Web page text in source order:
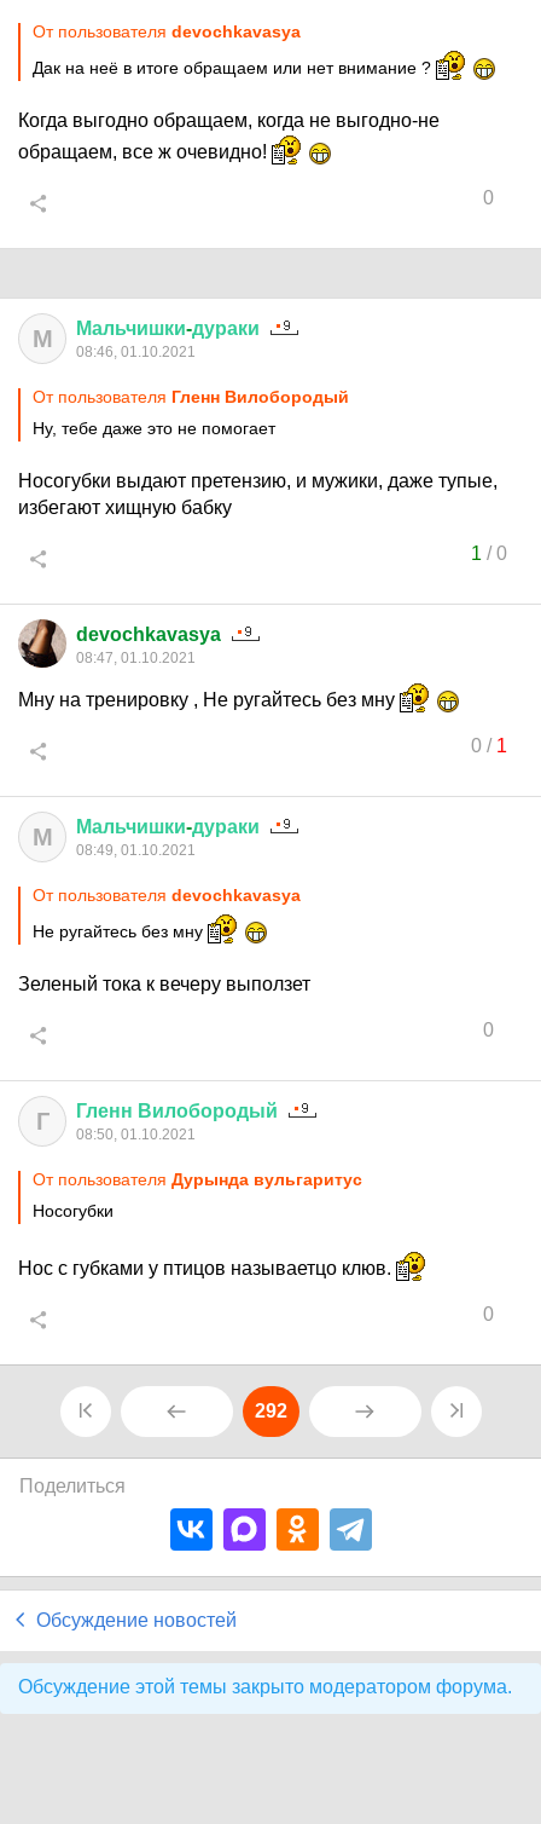
От пользователя devochkavasya
Дак на неё в итоге обращаем или нет внимание ?
Когда выгодно обращаем, когда не выгодно-не
обращаем, все ж очевидно!
0
М Мальчишки-дураки
08:46, 01.10.2021
От пользователя Гленн Вилобородый
Ну, тебе даже это не помогает
Носогубки выдают претензию, и мужики, даже тупые,
избегают хищную бабку
1 /0
devochkavasya
08:47, 01.10.2021
Мну на тренировку , Не ругайтесь без мну
0/ 1
М Мальчишки-дураки
08:49, 01.10.2021
От пользователя devochkavasya
Не ругайтесь без мну
Зеленый тока к вечеру выползет
0
Г Гленн Вилобородый
08:50, 01.10.2021
От пользователя Дурында вульгаритус
Носогубки
Нос с губками у птицов называетцо клюв.
0
292
Поделиться
Обсуждение новостей
Обсуждение этой темы закрыто модератором форума.